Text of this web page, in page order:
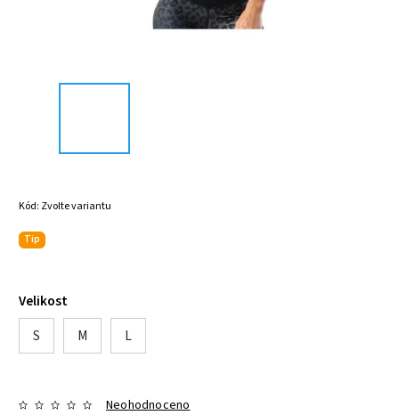
Kód: Zvolte variantu
Tip
Velikost
S
M L
Neohodnoceno